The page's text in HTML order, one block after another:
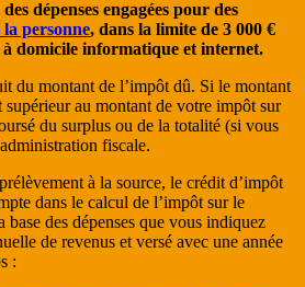
dépenses engagées pour des
la personne, dans la limite de 3 000 €
à domicile informatique et internet.
du montant de l’impôt dû. Si le montant
supérieur au montant de votre impôt sur
du surplus ou de la totalité (si vous
fiscale.
à la source, le crédit d’impôt
dans le calcul de l’impôt sur le
des dépenses que vous indiquez
de revenus et versé avec une année
: